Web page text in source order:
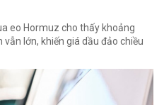
eo Hormuz cho thấy khoảng
lớn, khiến giá dầu đảo chiều